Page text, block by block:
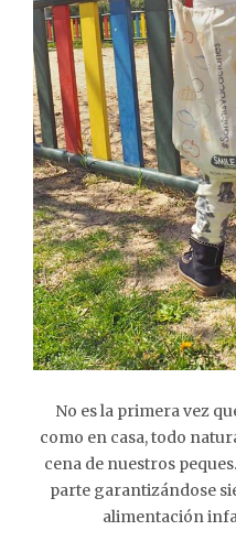
No es la primera vez
como en casa, todo
cena de nuestros
parte garantizándose
alimentación